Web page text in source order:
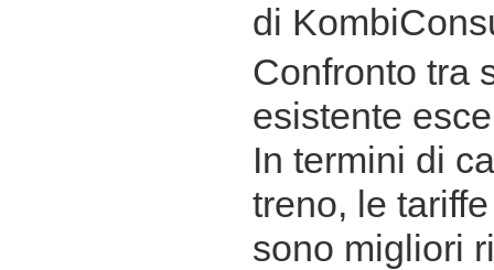
di
Confronto tra
esistente
In termini di
treno, le
sono migliori